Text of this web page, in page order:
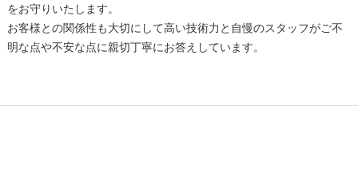
をお守りいたします。
お客様との関係性も大切にして高い技術力と自慢のスタッフがご不
明な点や不安な点に親切丁寧にお答えしています。